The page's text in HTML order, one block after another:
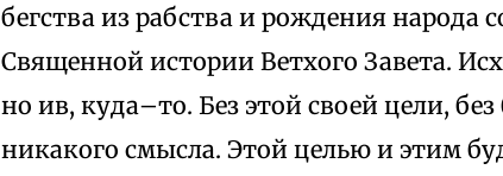
бегства из рабства и рождения народа
Священной истории Ветхого Завета.
но ив, куда–то. Без этой своей цели,
никакого смысла. Этой целью и этим